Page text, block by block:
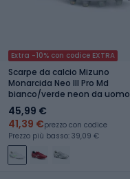
Extra -10% con codice EXTRA
Scarpe da calcio Mizuno
Monarcida Neo III Pro Md
bianco/verde neon da uomo
45,99 €
41,39 €prezzo con codice
Prezzo più basso: 39,09 €